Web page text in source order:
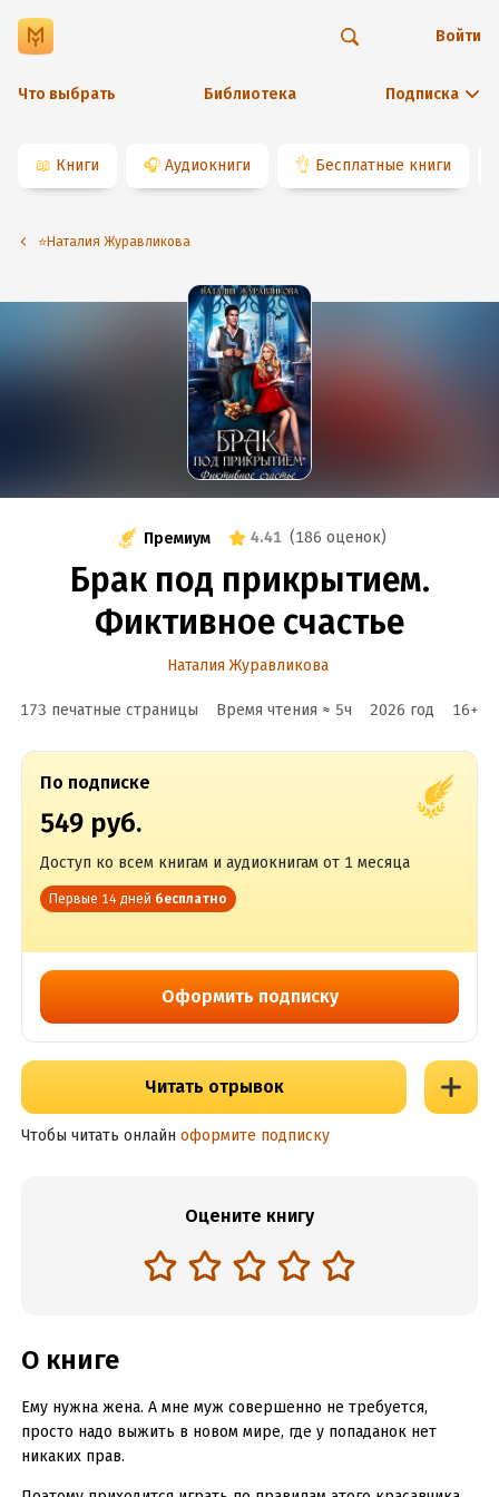
Что выбрать Библиотека Подписка
Войти
📖 Книги 🎧 Аудиокниги 👌 Бесплатные книги
⭐️Наталия Журавликова
Премиум 4.41 (186 оценок)
Брак под прикрытием.
Фиктивное счастье
Наталия Журавликова
173 печатные страницы Время чтения ≈ 5ч 2026 год 16+
По подписке
549 руб.
Доступ ко всем книгам и аудиокнигам от 1 месяца
Первые 14 дней бесплатно
Оформить подписку
Читать отрывок
Чтобы читать онлайн оформите подписку
Оцените книгу
О книге
Ему нужна жена. А мне муж совершенно не требуется,
просто надо выжить в новом мире, где у попаданок нет
никаких прав.